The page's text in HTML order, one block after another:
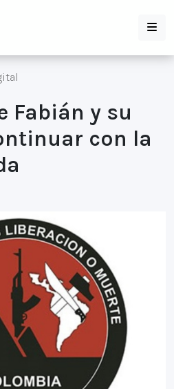
Fabián y su
con la